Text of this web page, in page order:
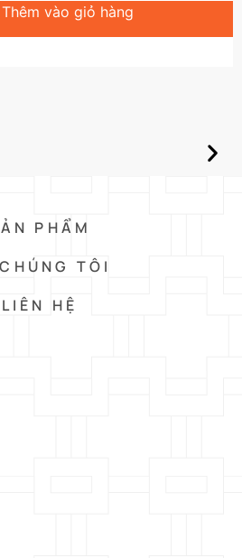
Thêm vào giỏ hàng
PHẨM
TÔI
LIÊN HỆ